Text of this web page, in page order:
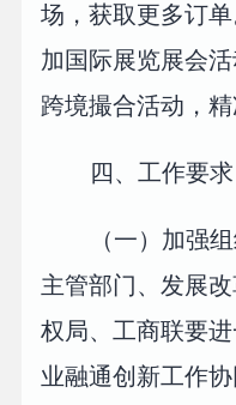
场，获取更多订
加国际展览展会
跨境撮合活动，
四、工作要求
（一）加强
主管部门、发展
权局、工商联要
业融通创新工作